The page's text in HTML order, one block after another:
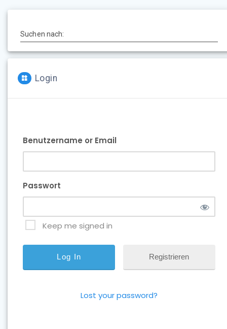
Suchen nach:
Login
Benutzername or Email
Passwort
Keep me signed in
Registrieren
Lost your password?